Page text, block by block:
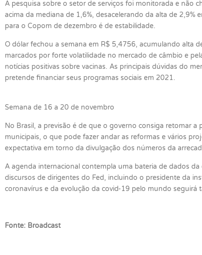
A pesquisa sobre o setor de serviços foi monitorada e não
acima da mediana de 1,6%, desacelerando da alta de
para o Copom de dezembro é de estabilidade.
O dólar fechou a semana em R$ 5,4756, acumulando alta
marcados por forte volatilidade no mercado de câmbio e
notícias positivas sobre vacinas. As principais dúvidas do
pretende financiar seus programas sociais em 2021.
Semana de 16 a 20 de novembro
No Brasil, a previsão é de que o governo consiga retomar
municipais, o que pode fazer andar as reformas e vários
expectativa em torno da divulgação dos números da
A agenda internacional contempla uma bateria de dados
discursos de dirigentes do Fed, incluindo o presidente da
coronavírus e da evolução da covid-19 pelo mundo
Fonte: Broadcast